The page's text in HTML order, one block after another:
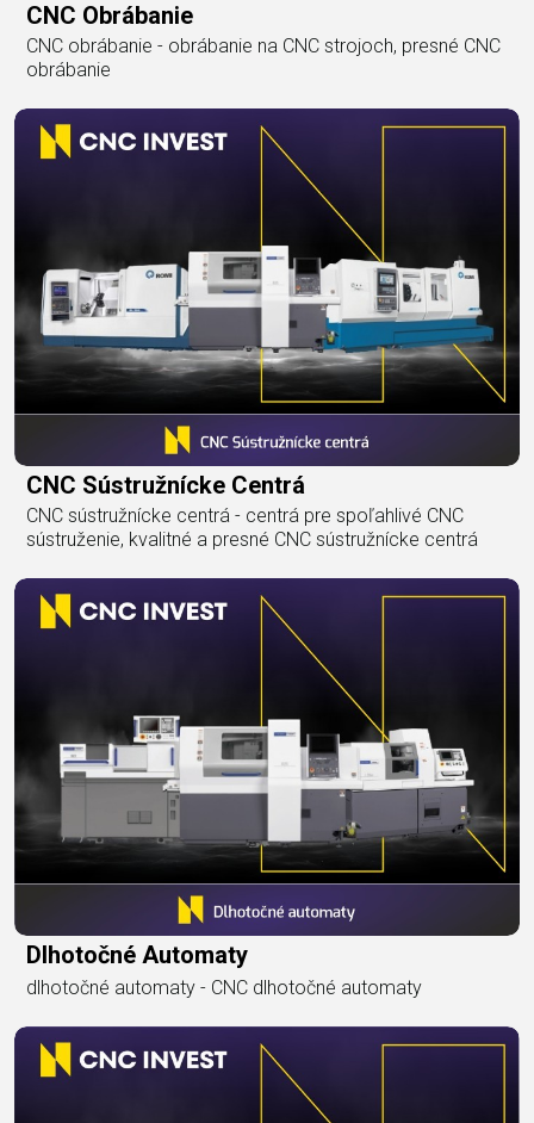
CNC Obrábanie
CNC obrábanie - obrábanie na CNC strojoch, presné CNC
obrábanie
CNC Sústružnícke Centrá
CNC sústružnícke centrá - centrá pre spoľahlivé CNC
sústruženie, kvalitné a presné CNC sústružnícke centrá
Dlhotočné Automaty
dlhotočné automaty - CNC dlhotočné automaty